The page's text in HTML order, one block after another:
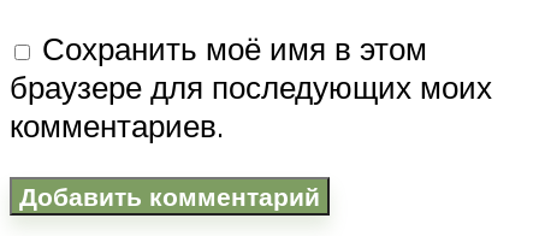
Сохранить моё имя в этом
браузере для последующих моих
комментариев.